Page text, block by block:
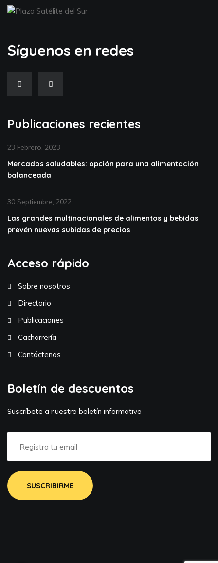
Síguenos en redes
Publicaciones recientes
23 Febrero, 2023
Mercados saludables: opción para una alimentación
balanceada
30 Septiembre, 2022
Las grandes multinacionales de alimentos y bebidas
prevén nuevas subidas de precios
Acceso rápido
Sobre nosotros
Directorio
Publicaciones
Cacharrería
Contáctenos
Boletín de descuentos
Suscríbete a nuestro boletín informativo
SUSCRIBIRME